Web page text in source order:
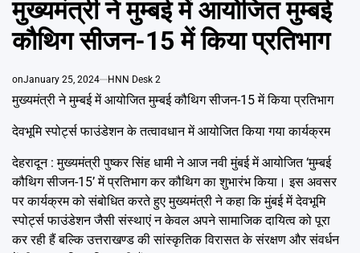
मुख्यमंत्री ने मुम्बई में आयोजित मुम्बई
कौथिग सीजन-15 में किया प्रतिभाग
onJanuary 25, 2024 HNN Desk 2
मुख्यमंत्री ने मुम्बई में आयोजित मुम्बई कौथिग सीजन-15 में किया प्रतिभाग
देवभूमि स्पोर्ट्स फाउंडेशन के तत्वावधान में आयोजित किया गया कार्यक्रम
देहरादून : मुख्यमंत्री पुष्कर सिंह धामी ने आज नवी मुंबई में आयोजित ‘मुम्बई
कौथिग सीजन-15’ में प्रतिभाग कर कौथिग का शुभारंभ किया। इस अवसर
पर कार्यक्रम को संबोधित करते हुए मुख्यमंत्री ने कहा कि मुंबई में देवभूमि
स्पोर्ट्स फाउंडेशन जैसी संस्थाएं न केवल अपने सामाजिक दायित्व को पूरा
कर रही हैं बल्कि उत्तराखण्ड की सांस्कृतिक विरासत के संरक्षण और संवर्धन